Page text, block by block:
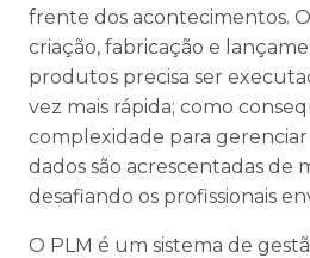
frente dos acontecimentos.
criação, fabricação e
produtos precisa ser
vez mais rápida; como
complexidade para
dados são acrescentadas de
desafiando os profissionais
O PLM é um sistema de